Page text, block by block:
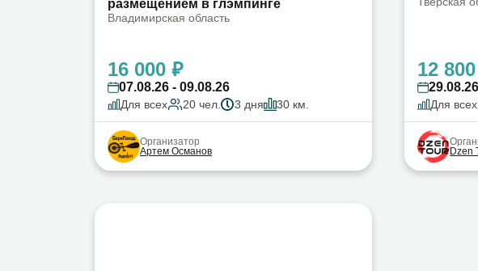
размещением в глэмпинге
Владимирская область
16 000 ₽
07.08.26 - 09.08.26
Для всех 20 чел. 3 дня 30 км.
Организатор
Артем Османов
12
Для всех
Dzen